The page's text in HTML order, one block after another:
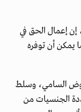
إن إعمال الحق في
يمكن أن توفره
السامي، وسلط
الجنسيات من